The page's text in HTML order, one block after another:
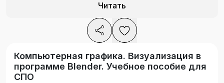
Читать
Компьютерная графика. Визуализация в
программе Blender. Учебное пособие для
СПО